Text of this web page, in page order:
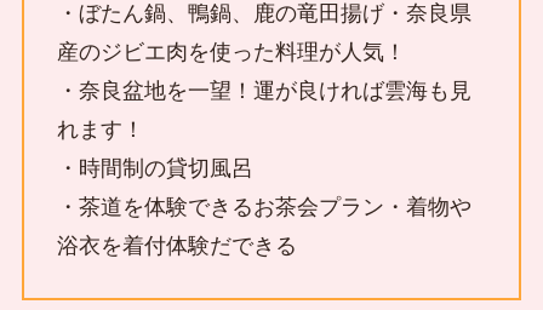
・ぼたん鍋、鴨鍋、鹿の竜田揚げ・奈良県
産のジビエ肉を使った料理が人気！
・奈良盆地を一望！運が良ければ雲海も見
れます！
・時間制の貸切風呂
・茶道を体験できるお茶会プラン・着物や
浴衣を着付体験だできる